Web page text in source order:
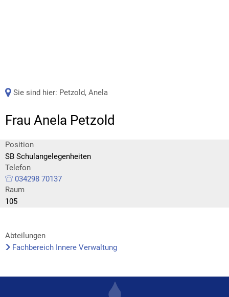
Sie sind hier: Petzold, Anela
Frau Anela Petzold
Position
SB Schulangelegenheiten
Telefon
034298 70137
Raum
105
Abteilungen
Fachbereich Innere Verwaltung